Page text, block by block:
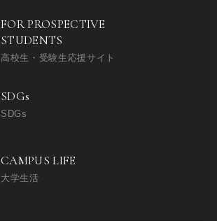
FOR PROSPECTIVE
STUDENTS
高校生・受験生応援サイト
SDGs
SDGs
CAMPUS LIFE
大学生活